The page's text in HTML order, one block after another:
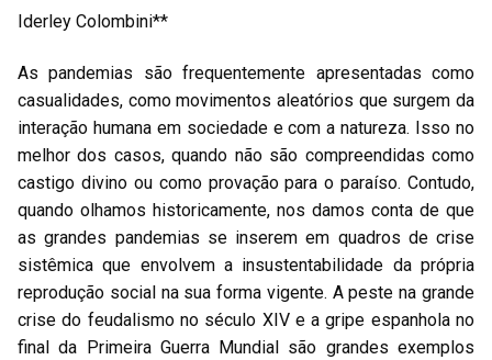
Iderley Colombini**
As pandemias são frequentemente apresentadas como
casualidades, como movimentos aleatórios que surgem da
interação humana em sociedade e com a natureza. Isso no
melhor dos casos, quando não são compreendidas como
castigo divino ou como provação para o paraíso. Contudo,
quando olhamos historicamente, nos damos conta de que
as grandes pandemias se inserem em quadros de crise
sistêmica que envolvem a insustentabilidade da própria
reprodução social na sua forma vigente. A peste na grande
crise do feudalismo no século XIV e a gripe espanhola no
final da Primeira Guerra Mundial são grandes exemplos